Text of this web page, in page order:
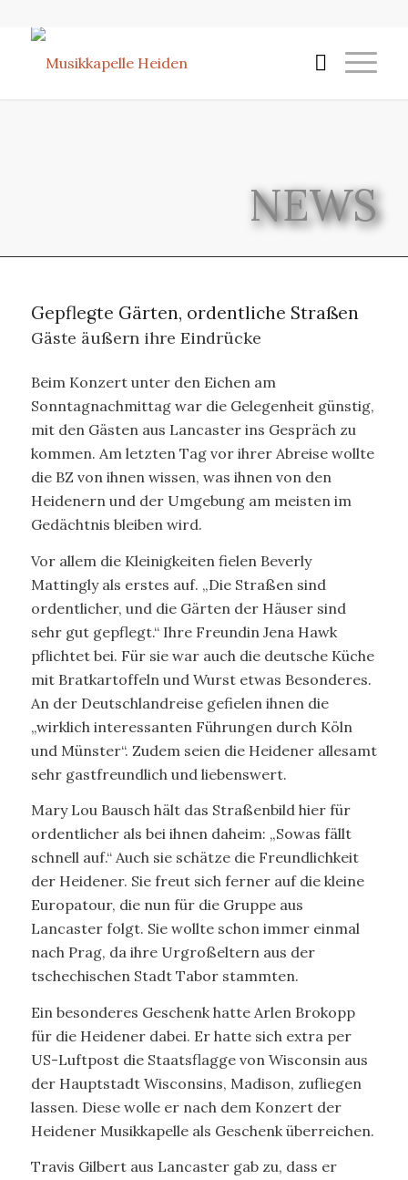
NEWS
Gepflegte Gärten, ordentliche Straßen
Gäste äußern ihre Eindrücke
Beim Konzert unter den Eichen am
Sonntagnachmittag war die Gelegenheit günstig,
mit den Gästen aus Lancaster ins Gespräch zu
kommen. Am letzten Tag vor ihrer Abreise wollte
die BZ von ihnen wissen, was ihnen von den
Heidenern und der Umgebung am meisten im
Gedächtnis bleiben wird.
Vor allem die Kleinigkeiten fielen Beverly
Mattingly als erstes auf. „Die Straßen sind
ordentlicher, und die Gärten der Häuser sind
sehr gut gepflegt.“ Ihre Freundin Jena Hawk
pflichtet bei. Für sie war auch die deutsche Küche
mit Bratkartoffeln und Wurst etwas Besonderes.
An der Deutschlandreise gefielen ihnen die
„wirklich interessanten Führungen durch Köln
und Münster“. Zudem seien die Heidener allesamt
sehr gastfreundlich und liebenswert.
Mary Lou Bausch hält das Straßenbild hier für
ordentlicher als bei ihnen daheim: „Sowas fällt
schnell auf.“ Auch sie schätze die Freundlichkeit
der Heidener. Sie freut sich ferner auf die kleine
Europatour, die nun für die Gruppe aus
Lancaster folgt. Sie wollte schon immer einmal
nach Prag, da ihre Urgroßeltern aus der
tschechischen Stadt Tabor stammten.
Ein besonderes Geschenk hatte Arlen Brokopp
für die Heidener dabei. Er hatte sich extra per
US-Luftpost die Staatsflagge von Wisconsin aus
der Hauptstadt Wisconsins, Madison, zufliegen
lassen. Diese wolle er nach dem Konzert der
Heidener Musikkapelle als Geschenk überreichen.
Travis Gilbert aus Lancaster gab zu, dass er